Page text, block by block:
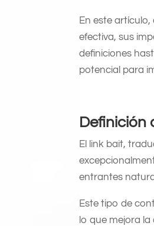
En este
efectiva, sus
definiciones
potencial para
Definición
El link bait,
entrantes
Este tipo de
lo que mejora